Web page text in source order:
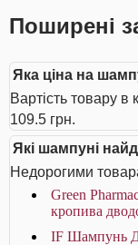
Поширені
Яка ціна на
Вартість товару в
109.5 грн.
Які шампуні
Недорогими
Green
кропива
IF Шампунь